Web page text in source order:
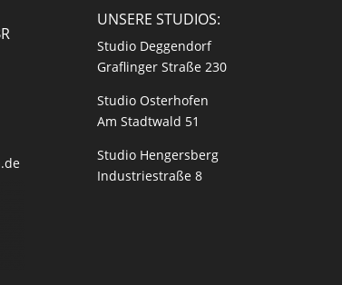
UNSERE STUDIOS:
Studio Deggendorf
Graflinger Straße 230
Studio Osterhofen
Am Stadtwald 51
Studio Hengersberg
Industriestraße 8